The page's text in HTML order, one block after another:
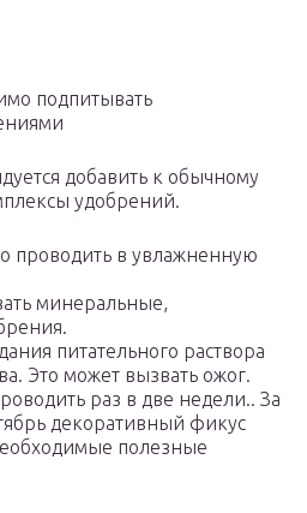
подпитывать
добавить к обычному
удобрений.
проводить в увлажненную
минеральные,
питательного раствора
Это может вызвать ожог.
раз в две недели.. За
декоративный фикус
полезные